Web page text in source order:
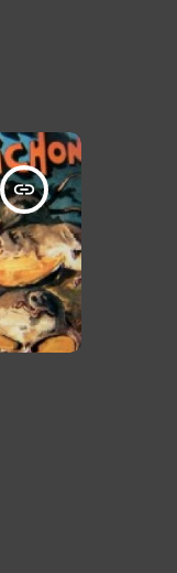
insert_link